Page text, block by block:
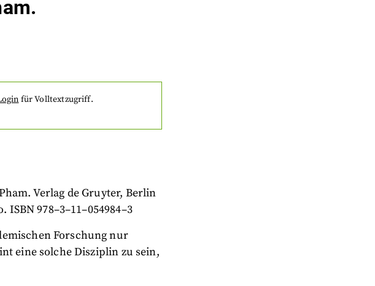
für Volltextzugriff.
Verlag de Gruyter, Berlin
978–3–11–054984–3
Forschung nur
eine solche Disziplin zu sein,